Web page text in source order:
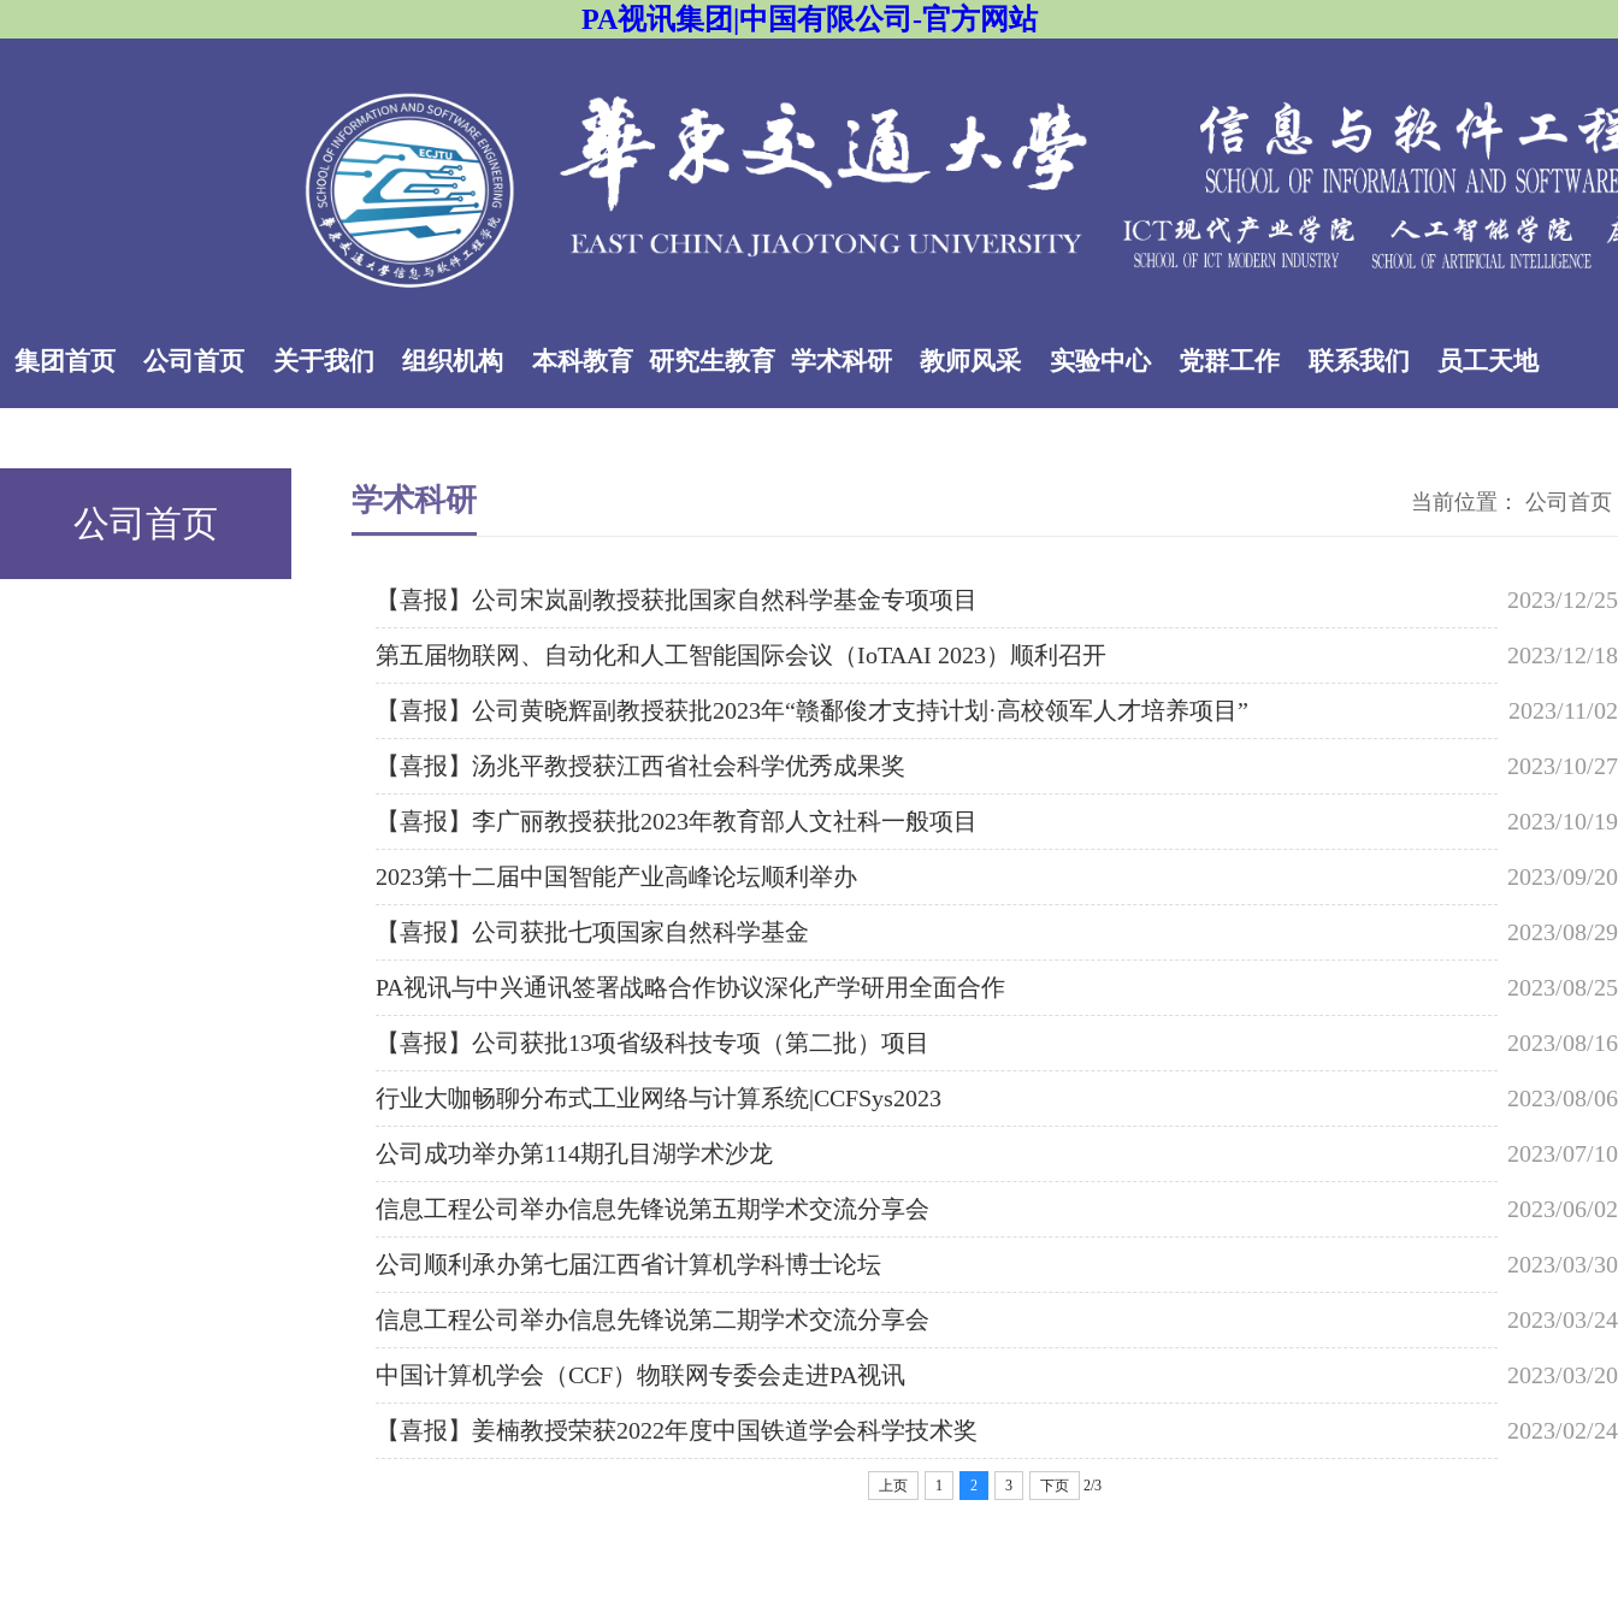
PA视讯集团|中国有限公司-官方网站
集团首页 公司首页 关于我们 组织机构 本科教育 研究生教育 学术科研 教师风采 实验中心 党群工作 联系我们 员工天地
公司首页
学术科研 当前位置： 公司首页
【喜报】公司宋岚副教授获批国家自然科学基金专项项目 2023/12/25
第五届物联网、自动化和人工智能国际会议（IoTAAI 2023）顺利召开 2023/12/18
【喜报】公司黄晓辉副教授获批2023年“赣鄱俊才支持计划·高校领军人才培养项目” 2023/11/02
【喜报】汤兆平教授获江西省社会科学优秀成果奖 2023/10/27
【喜报】李广丽教授获批2023年教育部人文社科一般项目 2023/10/19
2023第十二届中国智能产业高峰论坛顺利举办 2023/09/20
【喜报】公司获批七项国家自然科学基金 2023/08/29
PA视讯与中兴通讯签署战略合作协议深化产学研用全面合作 2023/08/25
【喜报】公司获批13项省级科技专项（第二批）项目 2023/08/16
行业大咖畅聊分布式工业网络与计算系统|CCFSys2023 2023/08/06
公司成功举办第114期孔目湖学术沙龙 2023/07/10
信息工程公司举办信息先锋说第五期学术交流分享会 2023/06/02
公司顺利承办第七届江西省计算机学科博士论坛 2023/03/30
信息工程公司举办信息先锋说第二期学术交流分享会 2023/03/24
中国计算机学会（CCF）物联网专委会走进PA视讯 2023/03/20
【喜报】姜楠教授荣获2022年度中国铁道学会科学技术奖 2023/02/24
上页 1 2 3 下页 2/3